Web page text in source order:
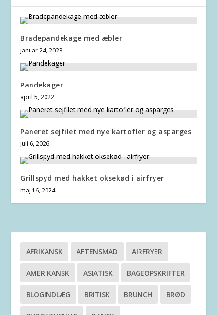
Bradepandekage med æbler
januar 24, 2023
Pandekager
april 5, 2022
Paneret sejfilet med nye kartofler og asparges
juli 6, 2026
Grillspyd med hakket oksekød i airfryer
maj 16, 2024
AFRIKANSK AFTENSMAD AIRFRYER
AMERIKANSK ASIATISK BAGEOPSKRIFTER
BLOGINDLÆG BRITISK BRUNCH BRØD